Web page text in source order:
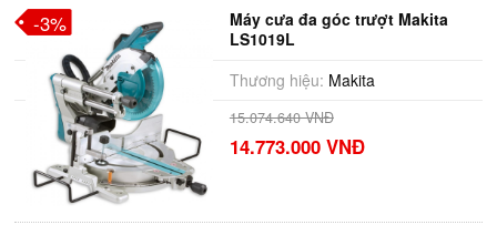
Máy cưa đa góc trượt Makita
LS1019L
Thương hiệu: Makita
15.074.640 VNĐ
14.773.000 VNĐ
-3%